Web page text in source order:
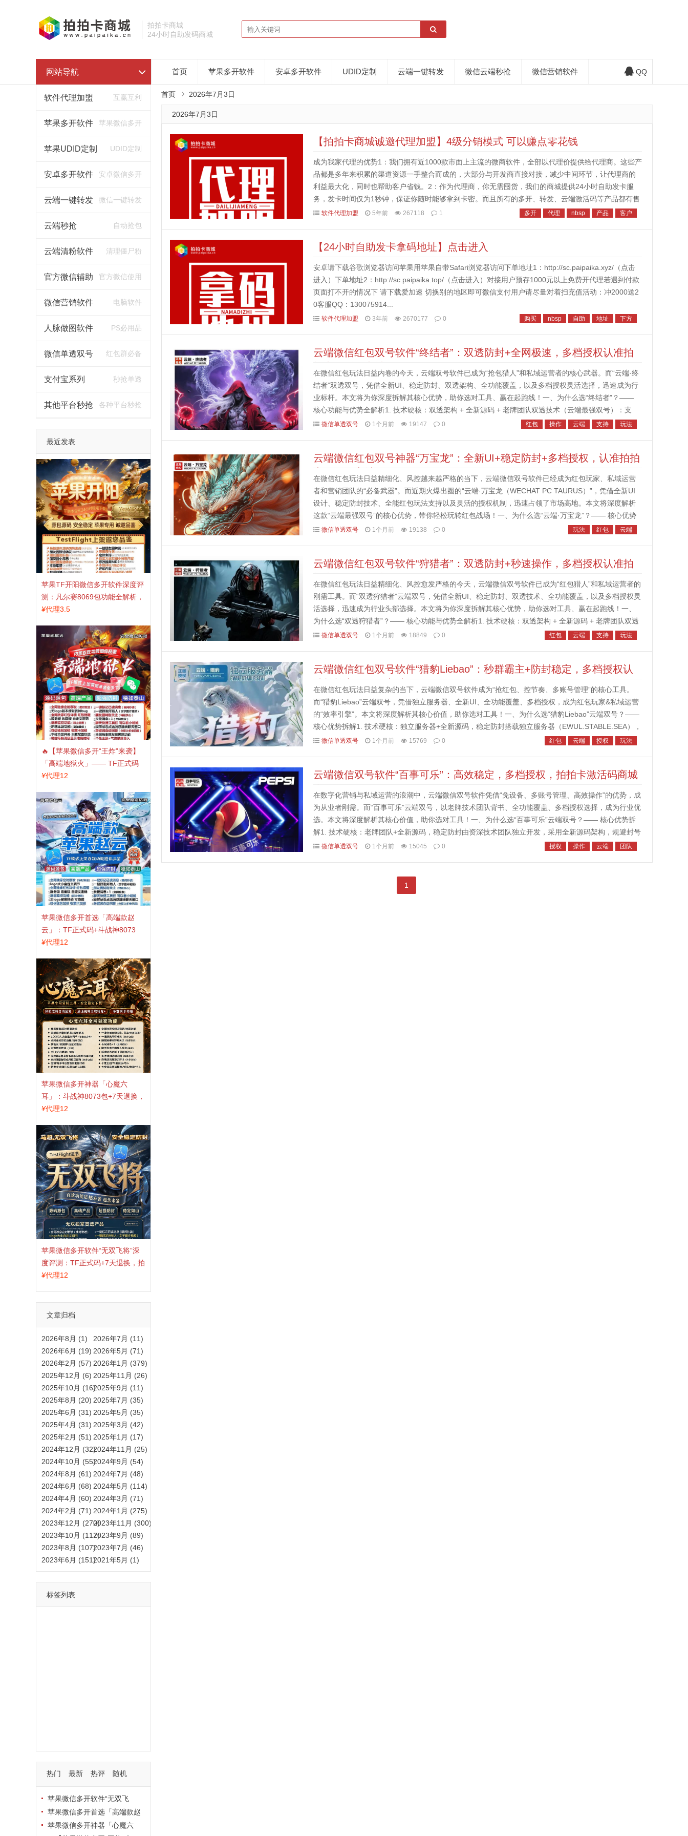
拍拍卡商城
24小时自助发码商城
网站导航
软件代理加盟 互赢互利
苹果多开软件 苹果微信多开
苹果UDID定制 UDID定制
安卓多开软件 安卓微信多开
云端一键转发 微信一键转发
云端秒抢 自动抢包
云端清粉软件 清理僵尸粉
官方微信辅助 官方微信使用
微信营销软件 电脑软件
人脉做图软件 PS必用品
微信单透双号 红包群必备
支付宝系列 秒抢单透
其他平台秒抢 各种平台秒抢
最近发表
苹果TF开阳微信多开软件深度评
测：凡尔赛8069包功能全解析，
TestFlight稳定版上架，激活认准
¥代理3.5
🔥【苹果微信多开“王炸”来袭】
「高端地狱火」—— TF正式码
+斗战神8073包，7天退换，安全
¥代理12
苹果微信多开首选「高端款赵
云」：TF正式码+斗战神8073
包，7天退换认准拍拍卡激活码
¥代理12
苹果微信多开神器「心魔六
耳」：斗战神8073包+7天退换，
认准拍拍卡激活码商城
¥代理12
苹果微信多开软件“无双飞将”深
度评测：TF正式码+7天退换，拍
拍卡激活码商城正品保障
¥代理12
文章归档
2026年8月 (1)
2026年7月 (11)
2026年6月 (19) 2026年5月 (71)
2026年2月 (57) 2026年1月 (379)
2025年12月 (6) 2025年11月 (26)
2025年10月 (16)2025年9月 (11)
2025年8月 (20) 2025年7月 (35)
2025年6月 (31) 2025年5月 (35)
2025年4月 (31) 2025年3月 (42)
2025年2月 (51) 2025年1月 (17)
2024年12月 (32)2024年11月 (25)
2024年10月 (55)2024年9月 (54)
2024年8月 (61) 2024年7月 (48)
2024年6月 (68) 2024年5月 (114)
2024年4月 (60) 2024年3月 (71)
2024年2月 (71) 2024年1月 (275)
2023年12月 (270)2023年11月 (300)
2023年10月 (117)2023年9月 (89)
2023年8月 (107)2023年7月 (46)
2023年6月 (151)2021年5月 (1)
标签列表
热门 最新 热评 随机
苹果微信多开软件“无双飞
将”深度评测：TF正式码+7天退
换，拍拍卡激活码商城正品保障
苹果微信多开首选「高端款赵
云」：TF正式码+斗战神8073
苹果微信多开神器「心魔六
首页 苹果多开软件 安卓多开软件 UDID定制 云端一键转发 微信云端秒抢 微信营销软件 QQ
首页 2026年7月3日
2026年7月3日
【拍拍卡商城诚邀代理加盟】4级分销模式 可以赚点零花钱
成为我家代理的优势1：我们拥有近1000款市面上主流的微商软件，全部以代理价提供给代理商。这些产
品都是多年来积累的渠道资源一手整合而成的，大部分与开发商直接对接，减少中间环节，让代理商的
利益最大化，同时也帮助客户省钱。2：作为代理商，你无需囤货，我们的商城提供24小时自助发卡服
务，发卡时间仅为1秒钟，保证你随时能够拿到卡密。而且所有的多开、转发、云端激活码等产品都有售
后服务，无条件封停换新，保障你的权益。3：我们会将你拉进微信代理群，群...
软件代理加盟 5年前 267118 1 多开 代理 nbsp 产品 客户
【24小时自助发卡拿码地址】点击进入
安卓请下载谷歌浏览器访问苹果用苹果自带Safari浏览器访问下单地址1：http://sc.paipaika.xyz/（点击
进入）下单地址2：http://sc.paipaika.top/（点击进入）对接用户预存1000元以上免费开代理若遇到付款
页面打不开的情况下 请下载爱加速 切换别的地区即可微信支付用户请尽量对着扫充值活动：冲2000送2
0客服QQ：130075914...
软件代理加盟 3年前 2670177 0 购买 nbsp 自助 地址 下方
云端微信红包双号软件“终结者”：双透防封+全网极速，多档授权认准拍
拍卡激活码商城
在微信红包玩法日益内卷的今天，云端双号软件已成为“抢包猎人”和私域运营者的核心武器。而“云端·终
结者”双透双号，凭借全新UI、稳定防封、双透架构、全功能覆盖，以及多档授权灵活选择，迅速成为行
业标杆。本文将为你深度拆解其核心优势，助你选对工具、赢在起跑线！一、为什么选“终结者”？——
核心功能与优势全解析1. 技术硬核：双透架构 + 全新源码 + 老牌团队双透技术（云端最强双号）：支
持“云端+本地”双通道运行，彻底规避微信风控，实现“稳定...
微信单透双号 1个月前 19147 0 红包 操作 云端 支持 玩法
云端微信红包双号神器“万宝龙”：全新UI+稳定防封+多档授权，认准拍拍
卡激活码商城
在微信红包玩法日益精细化、风控越来越严格的当下，云端微信双号软件已经成为红包玩家、私域运营
者和营销团队的“必备武器”。而近期火爆出圈的“云端·万宝龙（WECHAT PC TAURUS）”，凭借全新UI
设计、稳定防封技术、全能红包玩法支持以及灵活的授权机制，迅速占领了市场高地。本文将深度解析
这款“云端最强双号”的核心优势，带你轻松玩转红包战场！一、为什么选“云端·万宝龙”？—— 核心优势
深度拆解1. 视觉与体验双重升级：全新UI，稳定防封...
微信单透双号 1个月前 19138 0 玩法 红包 云端
云端微信红包双号软件“狩猎者”：双透防封+秒速操作，多档授权认准拍
拍卡激活码商城
在微信红包玩法日益精细化、风控愈发严格的今天，云端微信双号软件已成为“红包猎人”和私域运营者的
刚需工具。而“双透狩猎者”云端双号，凭借全新UI、稳定防封、双透技术、全功能覆盖，以及多档授权灵
活选择，迅速成为行业头部选择。本文将为你深度拆解其核心优势，助你选对工具、赢在起跑线！一、
为什么选“双透狩猎者”？—— 核心功能与优势全解析1. 技术硬核：双透架构 + 全新源码 + 老牌团队双透
技术（云端最强双号）：支持“云端+本地”双通道运行，彻...
微信单透双号 1个月前 18849 0 红包 云端 支持 玩法
云端微信红包双号软件“猎豹Liebao”：秒群霸主+防封稳定，多档授权认
准拍拍卡激活码商城
在微信红包玩法日益复杂的当下，云端微信双号软件成为“抢红包、控节奏、多账号管理”的核心工具。
而“猎豹Liebao”云端双号，凭借独立服务器、全新UI、全功能覆盖、多档授权，成为红包玩家&私域运营
的“效率引擎”。本文将深度解析其核心价值，助你选对工具！一、为什么选“猎豹Liebao”云端双号？——
核心优势拆解1. 技术硬核：独立服务器+全新源码，稳定防封搭载独立服务器（EWUL.STABLE.SEA），
告别卡顿/掉线，运行稳定性...
微信单透双号 1个月前 15769 0 红包 云端 授权 玩法
云端微信双号软件“百事可乐”：高效稳定，多档授权，拍拍卡激活码商城
专属
在数字化营销与私域运营的浪潮中，云端微信双号软件凭借“免设备、多账号管理、高效操作”的优势，成
为从业者刚需。而“百事可乐”云端双号，以老牌技术团队背书、全功能覆盖、多档授权选择，成为行业优
选。本文将深度解析其核心价值，助你选对工具！一、为什么选“百事可乐”云端双号？—— 核心优势拆
解1. 技术硬核：老牌团队+全新源码，稳定防封由资深技术团队独立开发，采用全新源码架构，规避封号
风险，长期稳定运行。主打“稳定防封·高效秒杀”，拒绝“辅助工具...
微信单透双号 1个月前 15045 0 授权 操作 云端 团队
1